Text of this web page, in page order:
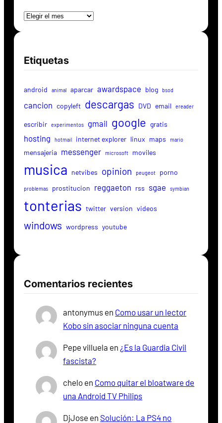
Etiquetas
android animal aparcar awardspace blog bsod
cancion copyleft descargas DVD email ereader
escribir experimentos gmail google gratis
hosting hotmail internet explorer linux maps mario
mensajeria messenger microsoft moviles
musica netvibes opinion peugeot porno
problemas prostitucion reggaeton rss sgae symbian
tonterias twitter version videos
windows wordpress youtube
Comentarios recientes
antonymus en Como usar un lector
Kobo sin asociar ninguna cuenta
Pepe villuela en ¿Es la Guardia Civil
fascista?
chelo en Como quitar el bloatware de
una Android TV Philips
DjJose en Solución: La PS4 no